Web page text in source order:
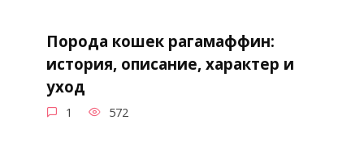
Порода кошек рагамаффин:
история, описание, характер и
уход
1 572